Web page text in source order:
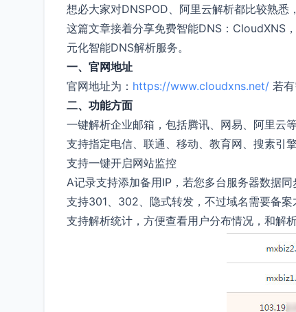
想必大家对DNSPOD、阿里云解析都比较熟悉
这篇文章接着分享免费智能DNS：CloudXNS
元化智能DNS解析服务。
一、官网地址
官网地址为： https://www.cloudxns.net/ 若
二、功能方面
一键解析企业邮箱，包括腾讯、网易、阿里云
支持指定电信、联通、移动、教育网、搜素引
支持一键开启网站监控
A记录支持添加备用IP，若您多台服务器数据
支持301、302、隐式转发，不过域名需要备案
支持解析统计，方便查看用户分布情况，和解析